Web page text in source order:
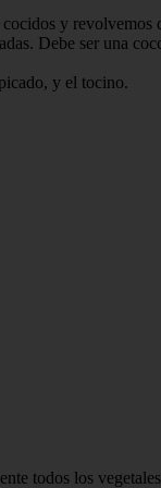
y revolvemos
Debe ser una
y el tocino.
todos los